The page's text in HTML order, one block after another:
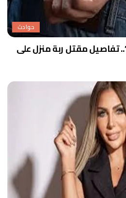
حوادث
تفاصيل مقتل ربة منزل على